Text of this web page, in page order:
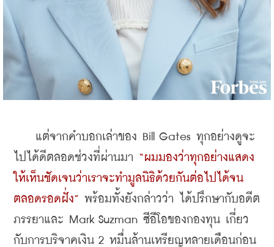
แต่จากคำบอกเล่าของ Bill Gates ทุกอย่างดูจะ
ไปได้ดีตลอดช่วงที่ผ่านมา “ผมมองว่าทุกอย่างแสดง
ให้เห็นชัดเจนว่าเราจะทำมูลนิธิด้วยกันต่อไปได้จน
ตลอดรอดฝั่ง” พร้อมทั้งยังกล่าวว่า ได้ปรึกษากับอดีต
ภรรยาและ Mark Suzman ซีอีโอของกองทุน เกี่ยว
กับการบริจาคเงิน 2 หมื่นล้านเหรียญหลายเดือนก่อน